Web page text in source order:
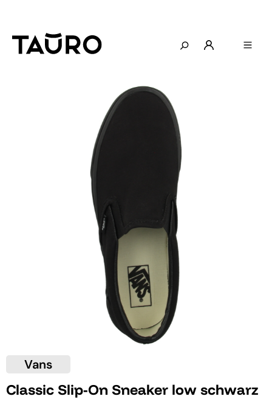
Vans
Classic Slip-On Sneaker low schwarz